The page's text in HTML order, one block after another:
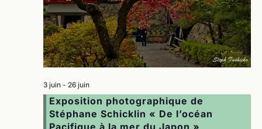
3 juin- 26 juin
Exposition photographique de
Stéphane Schicklin « De l’océan